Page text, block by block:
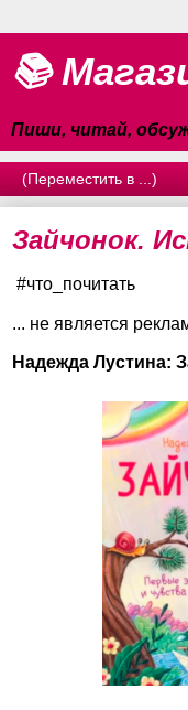
📚
Пиши, читай,
Зайчонок.
#что_почитать
... не является
Надежда Лустина: